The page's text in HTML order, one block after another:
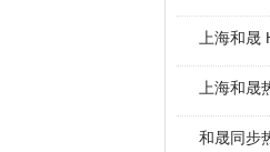
上海和
上海和晟
和晟同步